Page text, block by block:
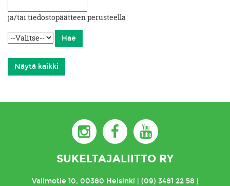
ja/tai tiedostopäätteen perusteella
SUKELTAJALIITTO RY
Valimotie 10, 00380 Helsinki | (09) 3481 22 58 |